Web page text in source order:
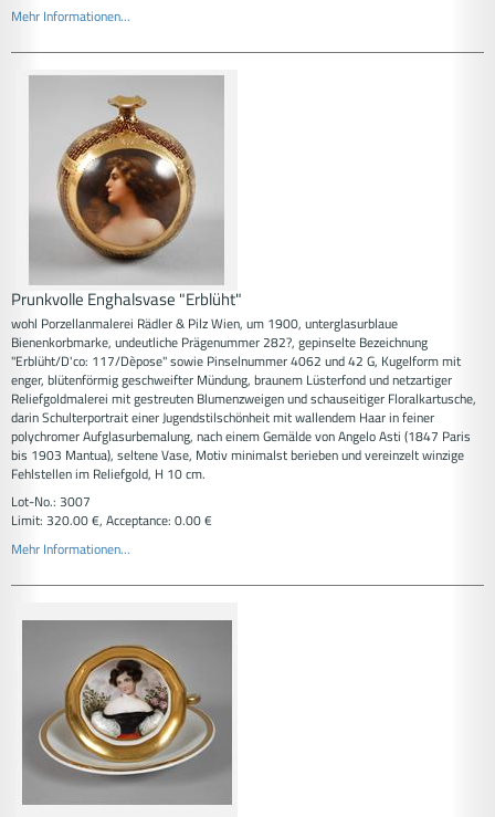
Mehr Informationen...
Prunkvolle Enghalsvase "Erblüht"
wohl Porzellanmalerei Rädler & Pilz Wien, um 1900, unterglasurblaue
Bienenkorbmarke, undeutliche Prägenummer 282?, gepinselte Bezeichnung
"Erblüht/D'co: 117/Dèpose" sowie Pinselnummer 4062 und 42 G, Kugelform mit
enger, blütenförmig geschweifter Mündung, braunem Lüsterfond und netzartiger
Reliefgoldmalerei mit gestreuten Blumenzweigen und schauseitiger Floralkartusche,
darin Schulterportrait einer Jugendstilschönheit mit wallendem Haar in feiner
polychromer Aufglasurbemalung, nach einem Gemälde von Angelo Asti (1847 Paris
bis 1903 Mantua), seltene Vase, Motiv minimalst berieben und vereinzelt winzige
Fehlstellen im Reliefgold, H 10 cm.
Lot-No.: 3007
Limit: 320.00 €, Acceptance: 0.00 €
Mehr Informationen...